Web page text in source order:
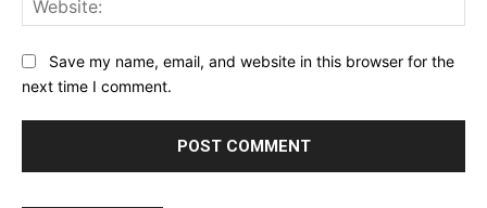
Save my name, email, and website in this browser for the
next time I comment.